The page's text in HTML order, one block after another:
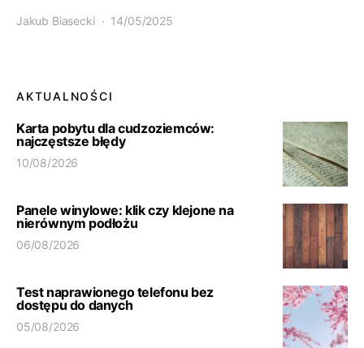
Jakub Biasecki 14/05/2025
AKTUALNOŚCI
Karta pobytu dla cudzoziemców:
najczęstsze błędy
10/08/2026
Panele winylowe: klik czy klejone na
nierównym podłożu
06/08/2026
Test naprawionego telefonu bez
dostępu do danych
05/08/2026